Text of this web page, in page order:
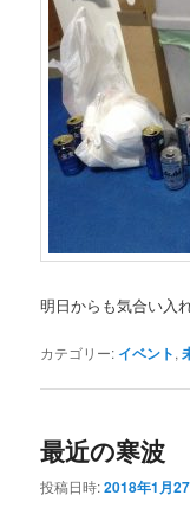
明日からも気合い入
カテゴリー: イベント,
最近の寒波
投稿日時:2018年1月